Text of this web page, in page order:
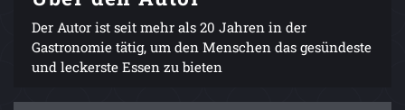
Der Autor ist seit mehr als 20 Jahren in der
Gastronomie tätig, um den Menschen das gesündeste
und leckerste Essen zu bieten